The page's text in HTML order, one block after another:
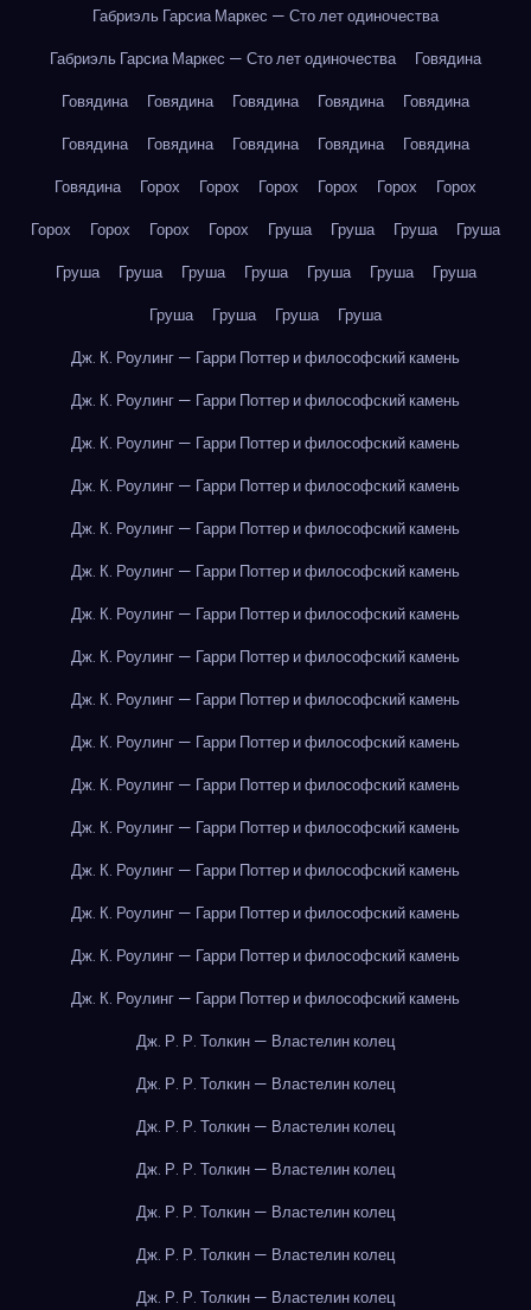
Габриэль Гарсиа Маркес — Сто лет одиночества
Габриэль Гарсиа Маркес — Сто лет одиночества
Говядина
Говядина
Говядина Говядина Говядина
Говядина
Говядина
Говядина Говядина Говядина
Говядина
Говядина
Горох Горох Горох Горох Горох
Горох
Горох
Горох Горох Горох Груша Груша Груша
Груша
Груша
Груша Груша Груша Груша Груша
Груша
Груша
Груша Груша
Груша
Дж. К. Роулинг — Гарри Поттер и философский камень
Дж. К. Роулинг — Гарри Поттер и философский камень
Дж. К. Роулинг — Гарри Поттер и философский камень
Дж. К. Роулинг — Гарри Поттер и философский камень
Дж. К. Роулинг — Гарри Поттер и философский камень
Дж. К. Роулинг — Гарри Поттер и философский камень
Дж. К. Роулинг — Гарри Поттер и философский камень
Дж. К. Роулинг — Гарри Поттер и философский камень
Дж. К. Роулинг — Гарри Поттер и философский камень
Дж. К. Роулинг — Гарри Поттер и философский камень
Дж. К. Роулинг — Гарри Поттер и философский камень
Дж. К. Роулинг — Гарри Поттер и философский камень
Дж. К. Роулинг — Гарри Поттер и философский камень
Дж. К. Роулинг — Гарри Поттер и философский камень
Дж. К. Роулинг — Гарри Поттер и философский камень
Дж. К. Роулинг — Гарри Поттер и философский камень
Дж. Р. Р. Толкин — Властелин колец
Дж. Р. Р. Толкин — Властелин колец
Дж. Р. Р. Толкин — Властелин колец
Дж. Р. Р. Толкин — Властелин колец
Дж. Р. Р. Толкин — Властелин колец
Дж. Р. Р. Толкин — Властелин колец
Дж. Р. Р. Толкин — Властелин колец